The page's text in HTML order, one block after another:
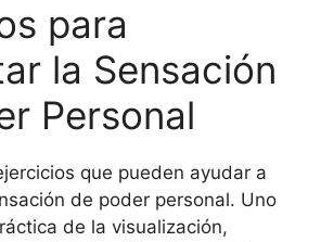
para
la Sensación
Personal
que pueden ayudar a
de poder personal. Uno
de la visualización,